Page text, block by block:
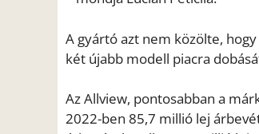
A gyártó azt nem közölte,
két újabb modell piacra
Az Allview, pontosabban a
2022-ben 85,7 millió lej